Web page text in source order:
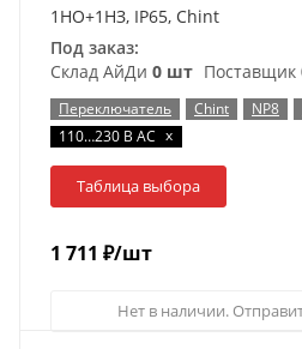
1НО+1НЗ, IP65, Chint
Под заказ:
Склад АйДи 0 шт Поставщик
Переключатель Chint NP8
110…230 В AC x
Таблица выбора
1 711 ₽/шт
Нет в наличии.